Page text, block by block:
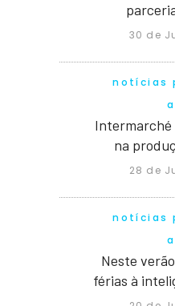
30 de
notícias
na
28 de
notícias
Neste
férias à